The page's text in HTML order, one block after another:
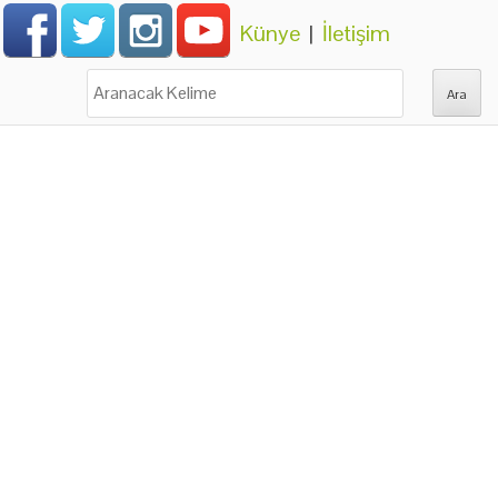
Künye | İletişim